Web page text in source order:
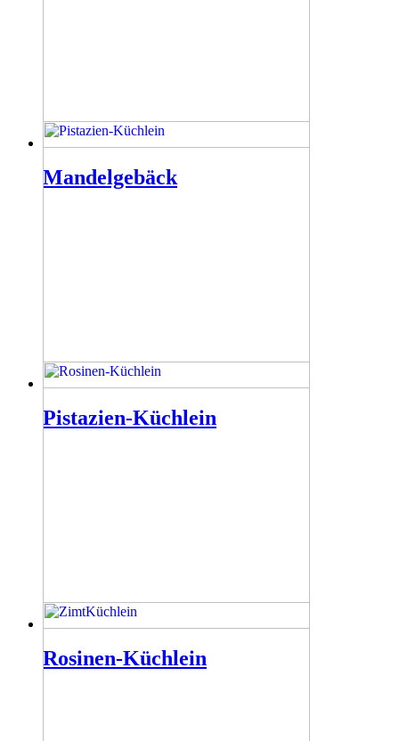
Mandelgebäck
Pistazien-Küchlein
Rosinen-Küchlein